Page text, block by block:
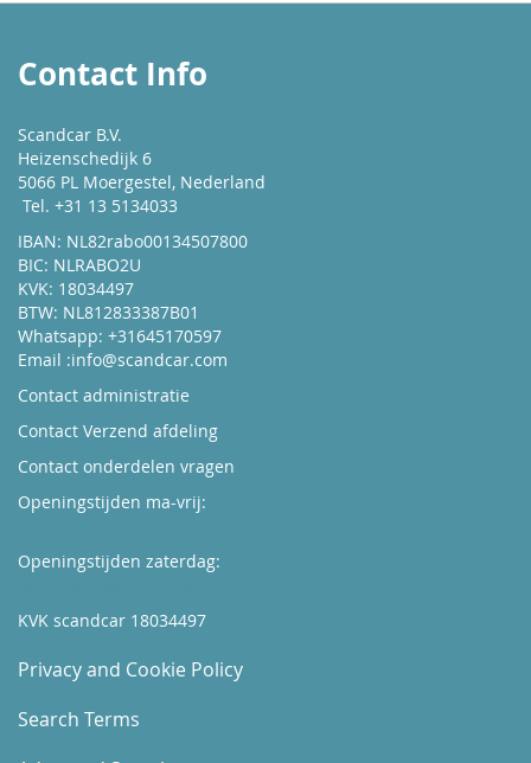
Contact Info
Scandcar B.V.
Heizenschedijk 6
5066 PL Moergestel, Nederland
Tel. +31 13 5134033
IBAN: NL82rabo00134507800
BIC: NLRABO2U
KVK: 18034497
BTW: NL812833387B01
Whatsapp: +31645170597
Email :info@scandcar.com
Contact administratie
Contact Verzend afdeling
Contact onderdelen vragen
Openingstijden ma-vrij:
Openingstijden zaterdag:
KVK scandcar 18034497
Privacy and Cookie Policy
Search Terms